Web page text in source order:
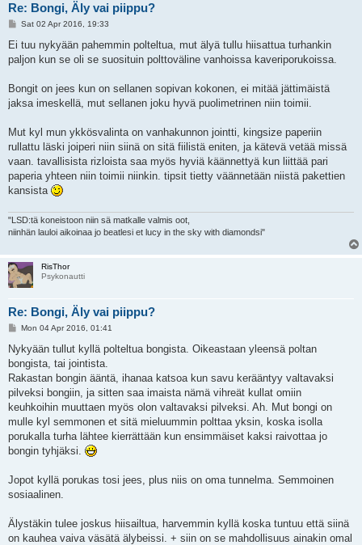
Re: Bongi, Äly vai piippu?
P
s
Sat 02 Apr 2016, 19:33
Ei tuu nykyään pahemmin polteltua, mut älyä tullu hiisattua turhankin
paljon kun se oli se suosituin polttoväline vanhoissa kaveriporukoissa.
Bongit on jees kun on sellanen sopivan kokonen, ei mitää jättimäistä
jaksa imeskellä, mut sellanen joku hyvä puolimetrinen niin toimii.
Mut kyl mun ykkösvalinta on vanhakunnon jointti, kingsize paperiin
rullattu läski joiperi niin siinä on sitä fiilistä eniten, ja kätevä vetää missä
vaan. tavallisista rizloista saa myös hyviä käännettyä kun liittää pari
paperia yhteen niin toimii niinkin. tipsit tietty väännetään niistä pakettien
kansista
"LSD:tä koneistoon niin sä matkalle valmis oot,
niinhän lauloi aikoinaa jo beatlesi et lucy in the sky with diamondsi"
RisThor
Psykonautti
Re: Bongi, Äly vai piippu?
P
s
t
Mon 04 Apr 2016, 01:41
Nykyään tullut kyllä polteltua bongista. Oikeastaan yleensä poltan
bongista, tai jointista.
Rakastan bongin ääntä, ihanaa katsoa kun savu kerääntyy valtavaksi
pilveksi bongiin, ja sitten saa imaista nämä vihreät kullat omiin
keuhkoihin muuttaen myös olon valtavaksi pilveksi. Ah. Mut bongi on
mulle kyl semmonen et sitä mieluummin polttaa yksin, koska isolla
porukalla turha lähtee kierrättään kun ensimmäiset kaksi raivottaa jo
bongin tyhjäksi.
Jopot kyllä porukas tosi jees, plus niis on oma tunnelma. Semmoinen
sosiaalinen.
Älystäkin tulee joskus hiisailtua, harvemmin kyllä koska tuntuu että siinä
on kauhea vaiva väsätä älybeissi. + siin on se mahdollisuus ainakin omal